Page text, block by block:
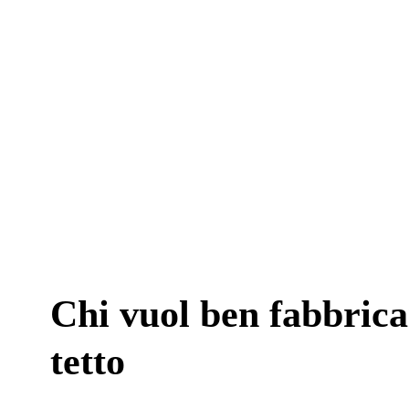
Chi vuol ben
tetto